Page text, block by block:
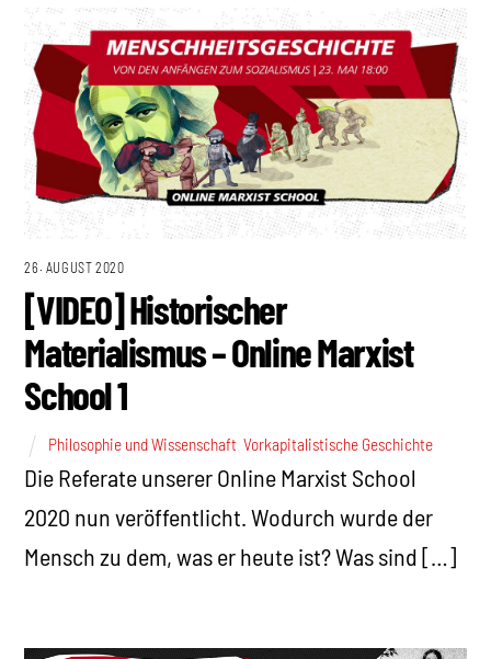
26. AUGUST 2020
[VIDEO] Historischer
Materialismus – Online Marxist
School 1
Philosophie und Wissenschaft ,Vorkapitalistische Geschichte
Die Referate unserer Online Marxist School
2020 nun veröffentlicht. Wodurch wurde der
Mensch zu dem, was er heute ist? Was sind […]